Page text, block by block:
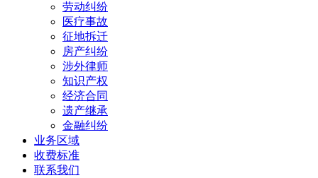
劳动纠纷
医疗事故
征地拆迁
房产纠纷
涉外律师
知识产权
经济合同
遗产继承
金融纠纷
业务区域
收费标准
联系我们